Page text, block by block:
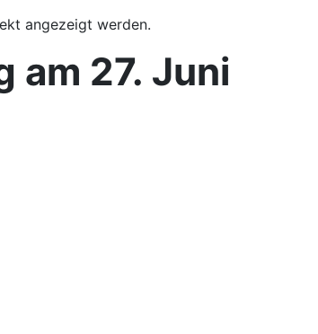
angezeigt werden.
am 27. Juni